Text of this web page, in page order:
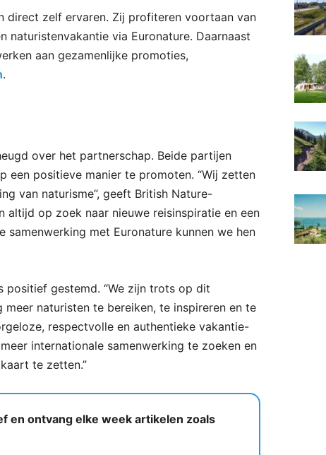
direct zelf ervaren. Zij profiteren voortaan van
naturistenvakantie via Euronature. Daarnaast
aan gezamenlijke promoties,
.
over het partnerschap. Beide partijen
een positieve manier te promoten. “Wij zetten
van naturisme”, geeft British Nature-
altijd op zoek naar nieuwe reisinspiratie en een
met Euronature kunnen we hen
positief gestemd. “We zijn trots op dit
naturisten te bereiken, te inspireren en te
respectvolle en authentieke vakantie-
internationale samenwerking te zoeken en
te zetten.”
en ontvang elke week artikelen zoals